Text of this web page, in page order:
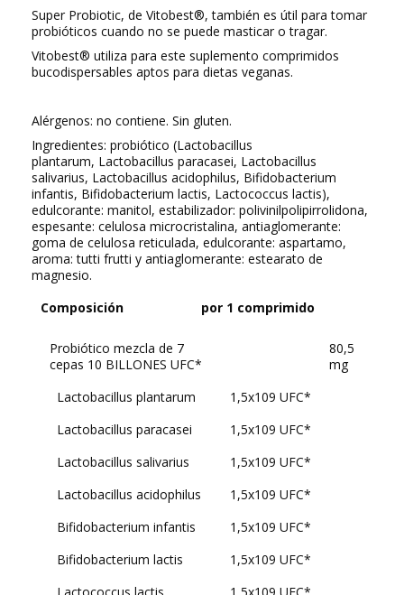
Super Probiotic, de Vitobest®, también es útil para tomar
probióticos cuando no se puede masticar o tragar.
Vitobest® utiliza para este suplemento comprimidos
bucodispersables aptos para dietas veganas.
Alérgenos: no contiene. Sin gluten.
Ingredientes: probiótico (Lactobacillus
plantarum, Lactobacillus paracasei, Lactobacillus
salivarius, Lactobacillus acidophilus, Bifidobacterium
infantis, Bifidobacterium lactis, Lactococcus lactis),
edulcorante: manitol, estabilizador: polivinilpolipirrolidona,
espesante: celulosa microcristalina, antiaglomerante:
goma de celulosa reticulada, edulcorante: aspartamo,
aroma: tutti frutti y antiaglomerante: estearato de
magnesio.
Composición
por 1 comprimido
Probiótico mezcla de 7
cepas 10 BILLONES UFC*
80,5
mg
Lactobacillus plantarum
1,5x109 UFC*
Lactobacillus paracasei
1,5x109 UFC*
Lactobacillus salivarius
1,5x109 UFC*
Lactobacillus acidophilus
1,5x109 UFC*
Bifidobacterium infantis
1,5x109 UFC*
Bifidobacterium lactis
1,5x109 UFC*